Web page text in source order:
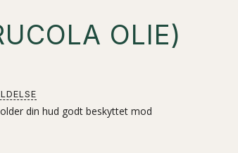
OLIE)
din hud godt beskyttet mod